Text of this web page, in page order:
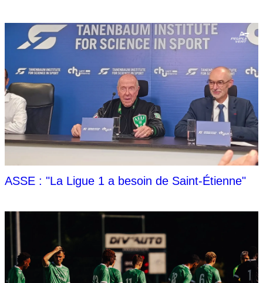
ASSE : "La Ligue 1 a besoin de Saint-Étienne"